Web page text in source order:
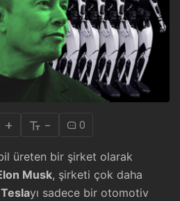
+ - 0
üreten bir şirket olarak
Musk, şirketi çok daha
Teslayı sadece bir otomotiv